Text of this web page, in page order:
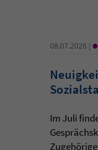
08.07.2026 | •
Im Juli